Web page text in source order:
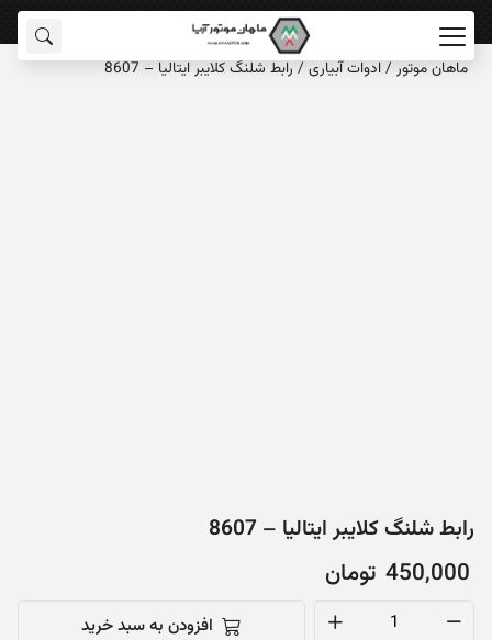
ماهان‌ موتور /ادوات آبیاری/ رابط شلنگ کلایبر ایتالیا – 8607
رابط شلنگ کلایبر ایتالیا – 8607
450,000 تومان
افزودن به سبد خرید